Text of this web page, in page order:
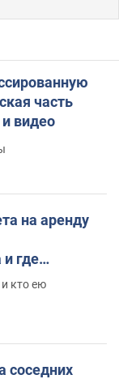
часть
видео
на аренду
где
кто ею
соседних